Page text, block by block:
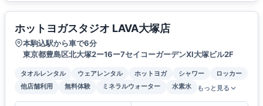
ホットヨガスタジオ LAVA大塚店
本駒込駅から車で6分
東京都豊島区北大塚2ー16ー7セイコーガーデンXI大塚ビル2F
タオルレンタル ウェアレンタル ホットヨガ シャワー
ロッカー
他店舗利用
無料体験 ミネラルウォーター 水素水 もっと見る